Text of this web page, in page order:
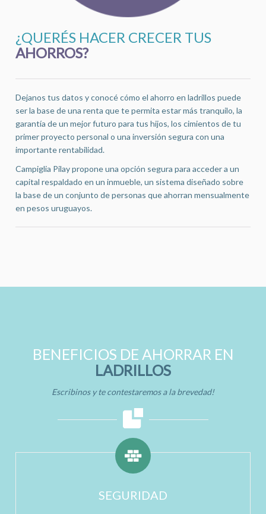
¿QUERÉS HACER CRECER TUS
AHORROS?
Dejanos tus datos y conocé cómo el ahorro en ladrillos puede
ser la base de una renta que te permita estar más tranquilo, la
garantía de un mejor futuro para tus hijos, los cimientos de tu
primer proyecto personal o una inversión segura con una
importante rentabilidad.
Campiglia Pilay propone una opción segura para acceder a un
capital respaldado en un inmueble, un sistema diseñado sobre
la base de un conjunto de personas que ahorran mensualmente
en pesos uruguayos.
BENEFICIOS DE AHORRAR EN
LADRILLOS
Escribinos y te contestaremos a la brevedad!
SEGURIDAD